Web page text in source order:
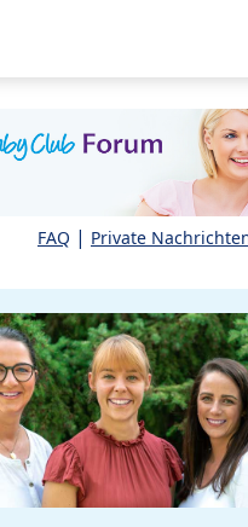
FAQ | Private